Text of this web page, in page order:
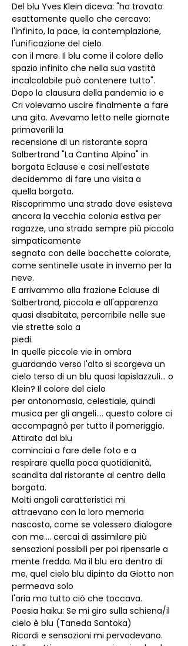
Del blu Yves Klein diceva: "ho trovato
esattamente quello che cercavo:
l'infinito, la pace, la contemplazione,
l'unificazione del cielo
con il mare. Il blu come il colore dello
spazio infinito che nella sua vastità
incalcolabile può contenere tutto".
Dopo la clausura della pandemia io e
Cri volevamo uscire finalmente a fare
una gita. Avevamo letto nelle giornate
primaverili la
recensione di un ristorante sopra
Salbertrand "La Cantina Alpina" in
borgata Eclause e cosi nell'estate
decidemmo di fare una visita a
quella borgata.
Riscoprimmo una strada dove esisteva
ancora la vecchia colonia estiva per
ragazze, una strada sempre più piccola
simpaticamente
segnata con delle bacchette colorate,
come sentinelle usate in inverno per la
neve.
E arrivammo alla frazione Eclause di
Salbertrand, piccola e all'apparenza
quasi disabitata, percorribile nelle sue
vie strette solo a
piedi.
In quelle piccole vie in ombra
guardando verso l'alto si scorgeva un
cielo terso di un blu quasi lapislazzuli... o
Klein? Il colore del cielo
per antonomasia, celestiale, quindi
musica per gli angeli.... questo colore ci
accompagnò per tutto il pomeriggio.
Attirato dal blu
cominciai a fare delle foto e a
respirare quella poca quotidianità,
scandita dal ristorante al centro della
borgata.
Molti angoli caratteristici mi
attraevano con la loro memoria
nascosta, come se volessero dialogare
con me.... cercai di assimilare più
sensazioni possibili per poi ripensarle a
mente fredda. Ma il blu era dentro di
me, quel cielo blu dipinto da Giotto non
permeava solo
l'aria ma tutto ciò che toccava.
Poesia haiku: Se mi giro sulla schiena/il
cielo è blu (Taneda Santoka)
Ricordi e sensazioni mi pervadevano.